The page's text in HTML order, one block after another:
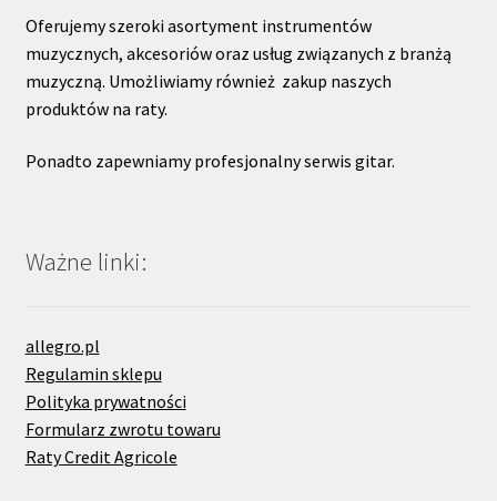
Oferujemy szeroki asortyment instrumentów
muzycznych, akcesoriów oraz usług związanych z branżą
muzyczną. Umożliwiamy również zakup naszych
produktów na raty.
Ponadto zapewniamy profesjonalny serwis gitar.
Ważne linki:
allegro.pl
Regulamin sklepu
Polityka prywatności
Formularz zwrotu towaru
Raty Credit Agricole